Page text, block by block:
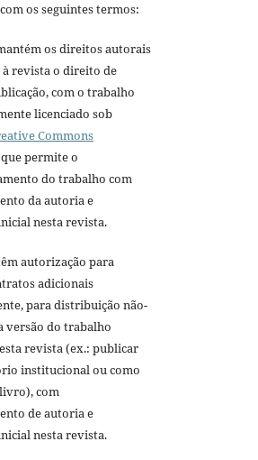
os seguintes termos:
os direitos autorais
à revista o direito de
com o trabalho
licenciado sob
Commons
que permite o
do trabalho com
da autoria e
nesta revista.
autorização para
adicionais
para distribuição não-
versão do trabalho
revista (ex.: publicar
institucional ou como
com
de autoria e
nesta revista.